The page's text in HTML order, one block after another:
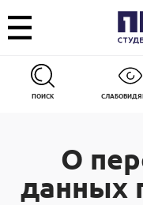
ПОИСК
О
данных